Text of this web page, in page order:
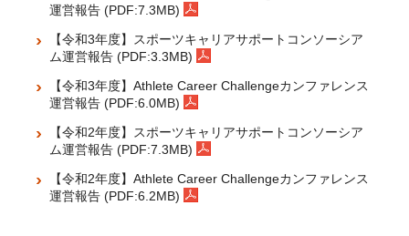
運営報告 (PDF:7.3MB)
【令和3年度】スポーツキャリアサポートコンソーシア
ム運営報告 (PDF:3.3MB)
【令和3年度】Athlete Career Challengeカンファレンス
運営報告 (PDF:6.0MB)
【令和2年度】スポーツキャリアサポートコンソーシア
ム運営報告 (PDF:7.3MB)
【令和2年度】Athlete Career Challengeカンファレンス
運営報告 (PDF:6.2MB)